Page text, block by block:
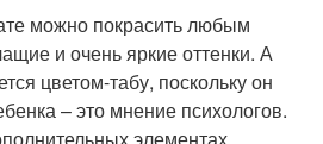
можно покрасить любым
и очень яркие оттенки. А
цветом-табу, поскольку он
– это мнение психологов.